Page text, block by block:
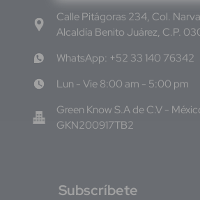
Calle Pitágoras 234, Col.
Alcaldía Benito Juárez, C.P.
WhatsApp: +52 33 140 76342
Lun - Vie 8:00 am - 5:00 pm
Green Know S.A de C.V -
GKN200917TB2
Subscríbete